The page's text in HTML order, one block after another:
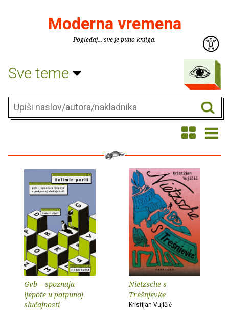
Moderna vremena
Pogledaj... sve je puno knjiga.
Sve teme
Gvb – spoznaja
ljepote u potpunoj
slučajnosti
Nietzsche s
Trešnjevke
Kristijan Vujičić